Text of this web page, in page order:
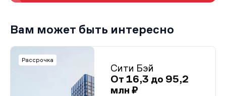
Вам может быть интересно
Рассрочка
Сити Бэй
От 16,3 до 95,2
млн ₽